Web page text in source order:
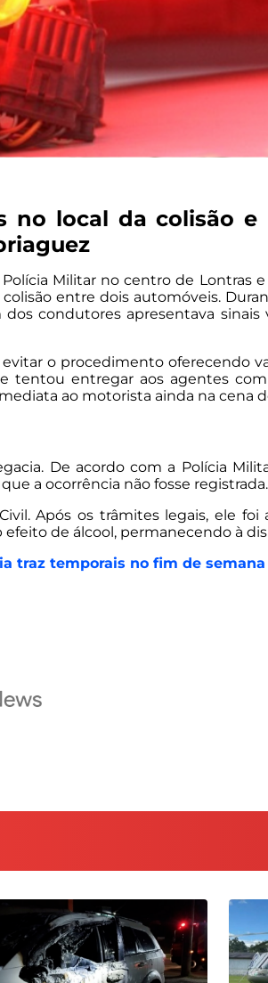
no local da colisão
Militar no centro de Lontras
entre dois automóveis.
condutores apresentava
o procedimento oferecendo
tentou entregar aos agentes
ao motorista ainda na cena
De acordo com a Polícia
a ocorrência não fosse registrada.
Após os trâmites legais, ele
de álcool, permanecendo à
traz temporais no fim de semana